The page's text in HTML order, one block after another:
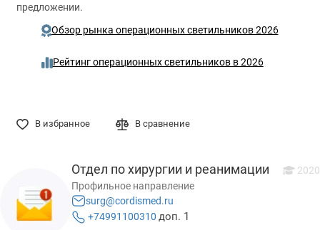
Обзор рынка операционных светильников 2026
Рейтинг операционных светильников в 2026
предложении.
В избранное В сравнение
Отдел по хирургии и реанимации 2020
Профильное направление
surg@cordismed.ru
+74991100310 доп. 1